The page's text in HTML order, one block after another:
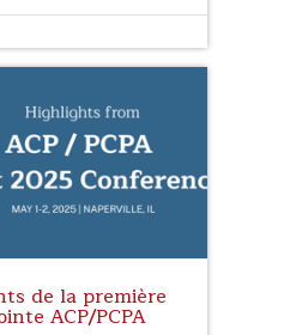
de la première
ACP/PCPA